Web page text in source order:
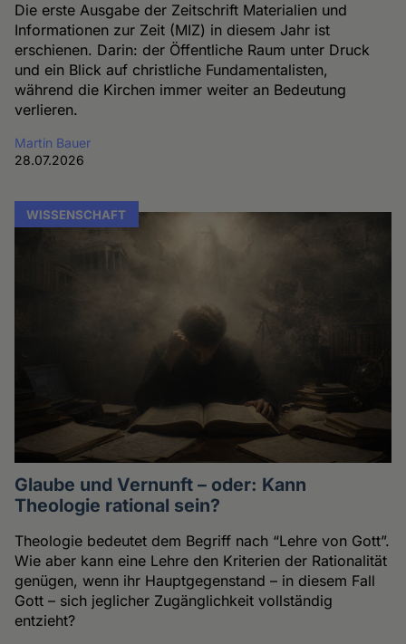
Die erste Ausgabe der Zeitschrift Materialien und
Informationen zur Zeit (MIZ) in diesem Jahr ist
erschienen. Darin: der Öffentliche Raum unter Druck
und ein Blick auf christliche Fundamentalisten,
während die Kirchen immer weiter an Bedeutung
verlieren.
Martin Bauer
28.07.2026
WISSENSCHAFT
Glaube und Vernunft – oder: Kann
Theologie rational sein?
Theologie bedeutet dem Begriff nach “Lehre von Gott”.
Wie aber kann eine Lehre den Kriterien der Rationalität
genügen, wenn ihr Hauptgegenstand – in diesem Fall
Gott – sich jeglicher Zugänglichkeit vollständig
entzieht?